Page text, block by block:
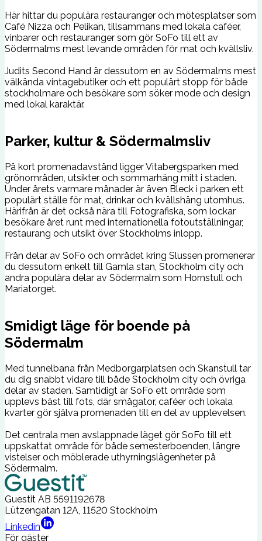
Här hittar du populära restauranger och mötesplatser som
Café Nizza och Pelikan, tillsammans med lokala caféer,
vinbarer och restauranger som gör SoFo till ett av
Södermalms mest levande områden för mat och kvällsliv.
Judits Second Hand är dessutom en av Södermalms mest
välkända vintagebutiker och ett populärt stopp för både
stockholmare och besökare som söker mode och design
med lokal karaktär.
Parker, kultur & Södermalmsliv
På kort promenadavstånd ligger Vitabergsparken med
grönområden, utsikter och sommarhäng mitt i staden.
Under årets varmare månader är även Bleck i parken ett
populärt ställe för mat, drinkar och kvällshäng utomhus.
Härifrån är det också nära till Fotografiska, som lockar
besökare året runt med internationella fotoutställningar,
restaurang och utsikt över Stockholms inlopp.
Från delar av SoFo och området kring Slussen promenerar
du dessutom enkelt till Gamla stan, Stockholm city och
andra populära delar av Södermalm som Hornstull och
Mariatorget.
Smidigt läge för boende på
Södermalm
Med tunnelbana från Medborgarplatsen och Skanstull tar
du dig snabbt vidare till både Stockholm city och övriga
delar av staden. Samtidigt är SoFo ett område som
upplevs bäst till fots, där smågator, caféer och lokala
kvarter gör själva promenaden till en del av upplevelsen.
Det centrala men avslappnade läget gör SoFo till ett
uppskattat område för både semesterboenden, längre
vistelser och möblerade uthyrningslägenheter på
Södermalm.
Guestit AB 5591192678
Lützengatan 12A, 11520 Stockholm
Linkedin
För gäster